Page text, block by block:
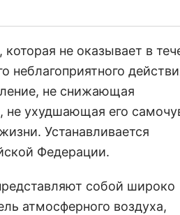
не оказывает в
неблагоприятного
не снижающая
не ухудшающая его
Устанавливается
Федерации.
собой широко
атмосферного воздуха,